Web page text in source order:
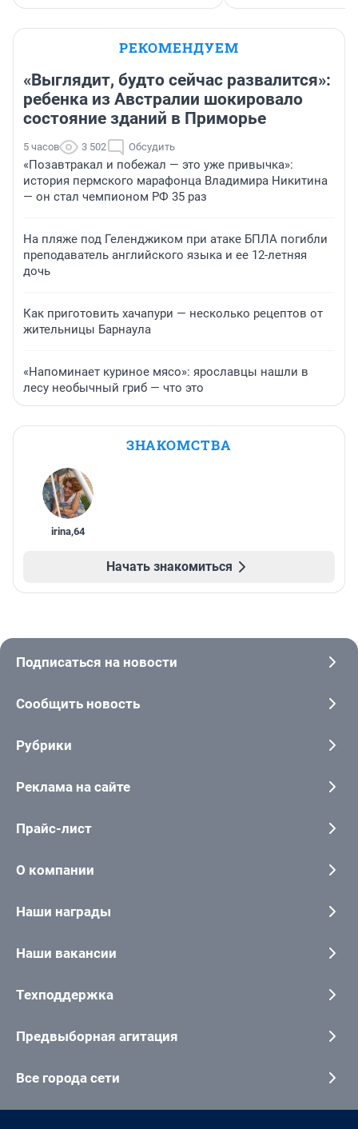
РЕКОМЕНДУЕМ
«Выглядит, будто сейчас развалится»:
ребенка из Австралии шокировало
состояние зданий в Приморье
5 часов 3 502 Обсудить
«Позавтракал и побежал — это уже привычка»:
история пермского марафонца Владимира Никитина
— он стал чемпионом РФ 35 раз
На пляже под Геленджиком при атаке БПЛА погибли
преподаватель английского языка и ее 12-летняя
дочь
Как приготовить хачапури — несколько рецептов от
жительницы Барнаула
«Напоминает куриное мясо»: ярославцы нашли в
лесу необычный гриб — что это
ЗНАКОМСТВА
irina,64
Начать знакомиться
Подписаться на новости
Сообщить новость
Рубрики
Реклама на сайте
Прайс-лист
О компании
Наши награды
Наши вакансии
Техподдержка
Предвыборная агитация
Все города сети